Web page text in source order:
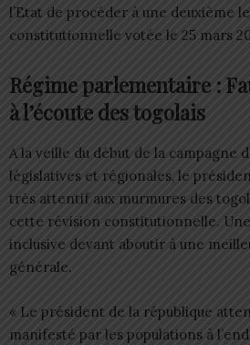
l’Etat de procéder à une deuxième
constitutionnelle votée le 25 mars
Régime parlementaire :
à l’écoute des togolais
A la veille du début de la campagne
législatives et régionales, le
très attentif aux murmures des
cette révision constitutionnelle.
inclusive devant aboutir à une
générale.
« Le président de la république
manifesté par les populations à